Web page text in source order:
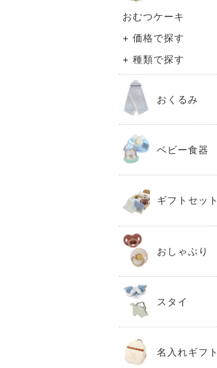
おむつケーキ
+ 価格で探す
+ 種類で探す
おくるみ
ベビー食器
ギフトセット
おしゃぶり
スタイ
名入れギフト